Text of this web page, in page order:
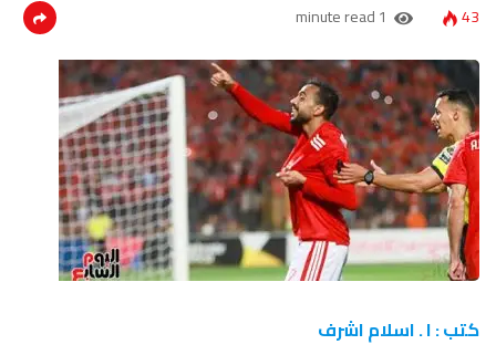
43
1 minute read
كتب : ا . اسلام اشرف